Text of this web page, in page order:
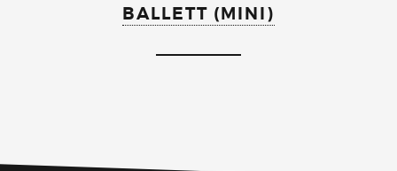
BALLETT (MINI)